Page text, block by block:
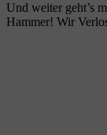
Und weiter geht’s
Hammer! Wir